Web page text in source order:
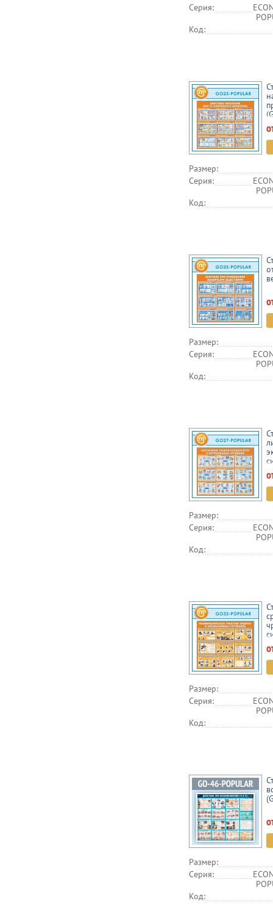
Серия:
Код:
Размер:
Серия:
Код:
Размер:
Серия:
Код:
Размер:
Серия:
Код:
Размер:
Серия:
Код:
Размер:
Серия:
Код: